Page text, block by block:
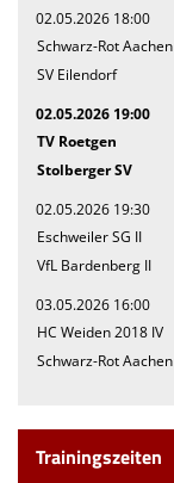
02.05.2026 18:00
Schwarz-Rot
SV Eilendorf
02.05.2026 19:00
TV Roetgen
Stolberger SV
02.05.2026 19:30
Eschweiler SG II
VfL Bardenberg II
03.05.2026 16:00
HC Weiden 2018 IV
Schwarz-Rot
Trainingszeiten